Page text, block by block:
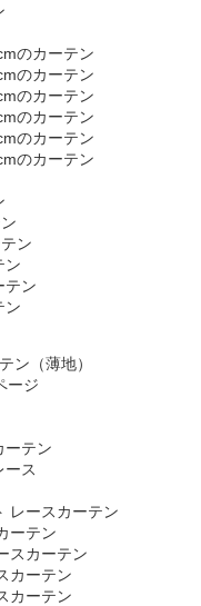
のカーテン
のカーテン
のカーテン
のカーテン
のカーテン
のカーテン
ン
ン
テン
ン
ン（薄地）
ージ
ーテン
ース
レースカーテン
ーテン
スカーテン
カーテン
カーテン